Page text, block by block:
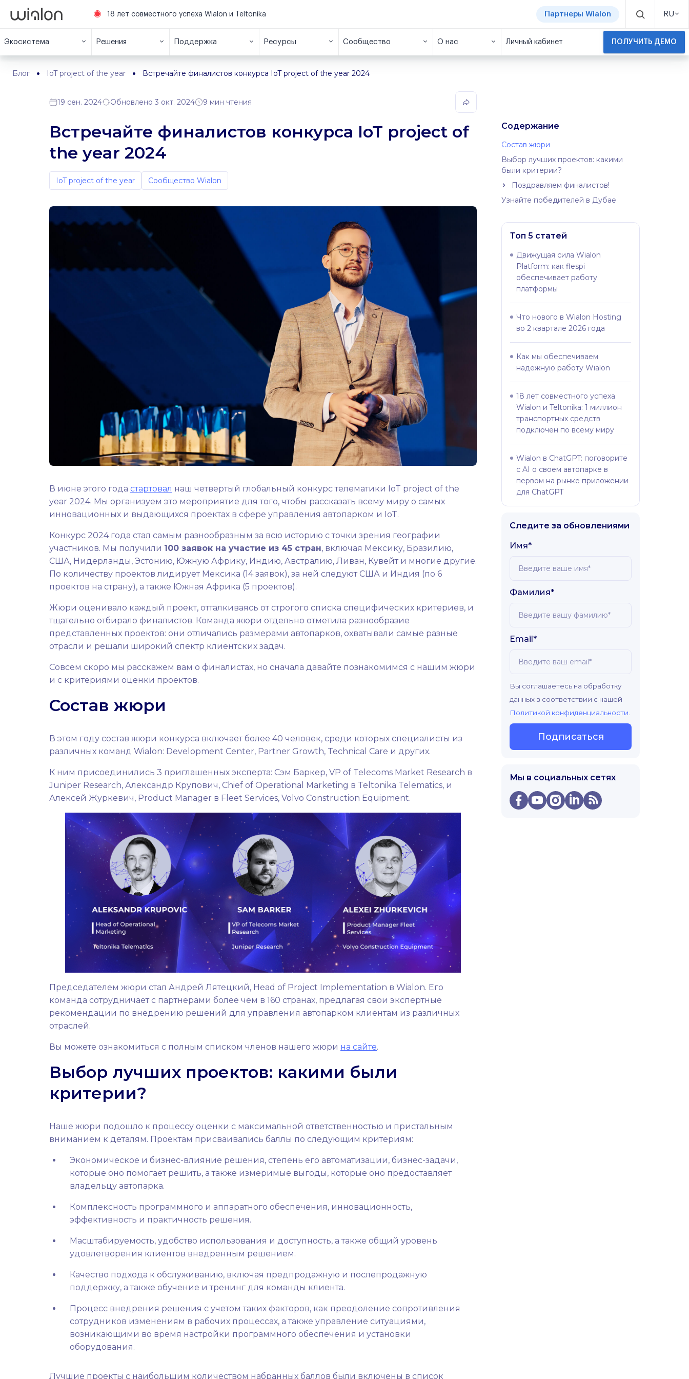
18 лет совместного успеха Wialon и Teltonika Партнеры Wialon RU
Экосистема Решения Поддержка Ресурсы Сообщество О нас Личный кабинет ПОЛУЧИТЬ ДЕМО
Блог IoT project of the year Встречайте финалистов конкурса IoT project of the year 2024
19 сен. 2024 Обновлено 3 окт. 2024 9 мин чтения
Встречайте финалистов конкурса IoT project of
the year 2024
IoT project of the year Сообщество Wialon
В июне этого года стартовал наш четвертый глобальный конкурс телематики IoT project of the
year 2024. Мы организуем это мероприятие для того, чтобы рассказать всему миру о самых
инновационных и выдающихся проектах в сфере управления автопарком и IoT.
Конкурс 2024 года стал самым разнообразным за всю историю с точки зрения географии
участников. Мы получили 100 заявок на участие из 45 стран, включая Мексику, Бразилию,
США, Нидерланды, Эстонию, Южную Африку, Индию, Австралию, Ливан, Кувейт и многие другие.
По количеству проектов лидирует Мексика (14 заявок), за ней следуют США и Индия (по 6
проектов на страну), а также Южная Африка (5 проектов).
Жюри оценивало каждый проект, отталкиваясь от строгого списка специфических критериев, и
тщательно отбирало финалистов. Команда жюри отдельно отметила разнообразие
представленных проектов: они отличались размерами автопарков, охватывали самые разные
отрасли и решали широкий спектр клиентских задач.
Совсем скоро мы расскажем вам о финалистах, но сначала давайте познакомимся с нашим жюри
и с критериями оценки проектов.
Состав жюри
В этом году состав жюри конкурса включает более 40 человек, среди которых специалисты из
различных команд Wialon: Development Center, Partner Growth, Technical Care и других.
К ним присоединились 3 приглашенных эксперта: Сэм Баркер, VP of Telecoms Market Research в
Juniper Research, Александр Крупович, Chief of Operational Marketing в Teltonika Telematics, и
Алексей Журкевич, Product Manager в Fleet Services, Volvo Construction Equipment.
Председателем жюри стал Андрей Лятецкий, Head of Project Implementation в Wialon. Его
команда сотрудничает с партнерами более чем в 160 странах, предлагая свои экспертные
рекомендации по внедрению решений для управления автопарком клиентам из различных
отраслей.
Вы можете ознакомиться с полным списком членов нашего жюри на сайте.
Выбор лучших проектов: какими были
критерии?
Наше жюри подошло к процессу оценки с максимальной ответственностью и пристальным
вниманием к деталям. Проектам присваивались баллы по следующим критериям:
Экономическое и бизнес-влияние решения, степень его автоматизации, бизнес-задачи,
которые оно помогает решить, а также измеримые выгоды, которые оно предоставляет
владельцу автопарка.
Комплексность программного и аппаратного обеспечения, инновационность,
эффективность и практичность решения.
Масштабируемость, удобство использования и доступность, а также общий уровень
удовлетворения клиентов внедренным решением.
Качество подхода к обслуживанию, включая предпродажную и послепродажную
поддержку, а также обучение и тренинг для команды клиента.
Процесс внедрения решения с учетом таких факторов, как преодоление сопротивления
сотрудников изменениям в рабочих процессах, а также управление ситуациями,
возникающими во время настройки программного обеспечения и установки
оборудования.
Лучшие проекты с наибольшим количеством набранных баллов были включены в список
Содержание
Состав жюри
Выбор лучших проектов: какими
были критерии?
Поздравляем финалистов!
Узнайте победителей в Дубае
Топ 5 статей
Движущая сила Wialon
Platform: как flespi
обеспечивает работу
платформы
Что нового в Wialon Hosting
во 2 квартале 2026 года
Как мы обеспечиваем
надежную работу Wialon
18 лет совместного успеха
Wialon и Teltonika: 1 миллион
транспортных средств
подключен по всему миру
Wialon в ChatGPT: поговорите
с AI о своем автопарке в
первом на рынке приложении
для ChatGPT
Следите за обновлениями
Имя*
Фамилия*
Email*
Вы соглашаетесь на обработку
данных в соответствии с нашей
Политикой конфиденциальности
Подписаться
Мы в социальных сетях